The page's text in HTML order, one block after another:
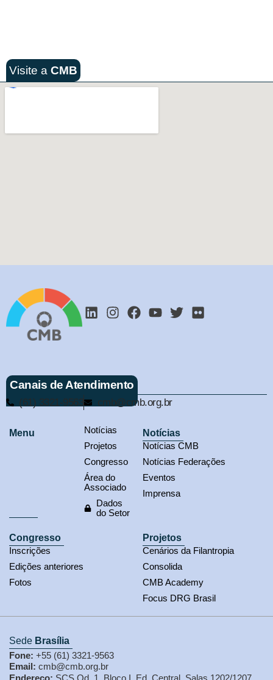
Visite a CMB
Canais de Atendimento
(61) 3321-9563 cmb@cmb.org.br
Menu
Notícias
Projetos
Congresso
Área do
Associado
Dados
do Setor
Notícias
Notícias CMB
Notícias Federações
Eventos
Imprensa
Congresso
Inscrições
Edições anteriores
Fotos
Projetos
Cenários da Filantropia
Consolida
CMB Academy
Focus DRG Brasil
Sede Brasília
Fone: +55 (61) 3321-9563
Email: cmb@cmb.org.br
Endereço: SCS Qd. 1, Bloco I, Ed. Central, Salas 1202/1207